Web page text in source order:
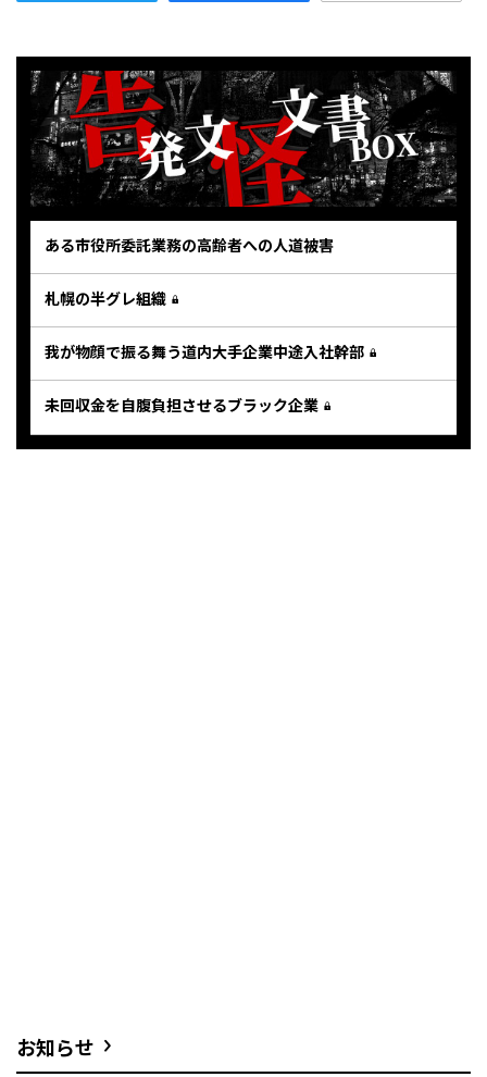
ある市役所委託業務の高齢者への人道被害
札幌の半グレ組織
我が物顔で振る舞う道内大手企業中途入社幹部
未回収金を自腹負担させるブラック企業
お知らせ